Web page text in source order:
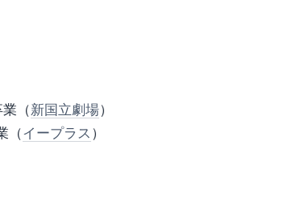
（新国立劇場）
（イープラス ）